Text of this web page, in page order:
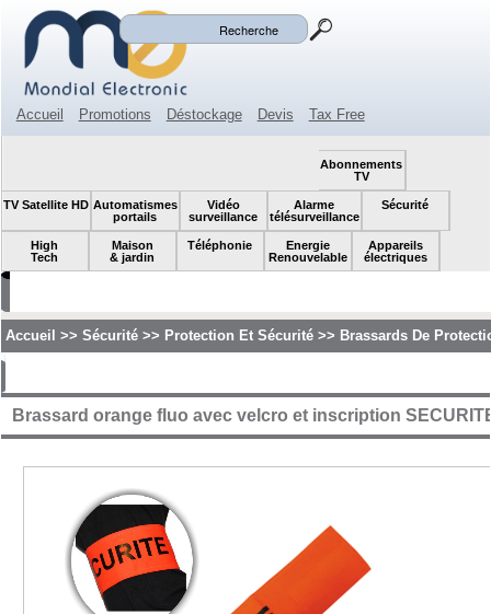
Mon compte
Accueil Promotions Déstockage Devis
Tax Free
Abonnements
TV
TV Satellite HD Automatismes
portails
Vidéo
surveillance
Alarme
télésurveillance
Sécurité
High
Tech
Maison
& jardin
Téléphonie
Energie
Renouvelable
Appareils
électriques
Accueil >> Sécurité>> Protection Et Sécurité>> Brassards De
Brassard orange fluo avec velcro et inscription